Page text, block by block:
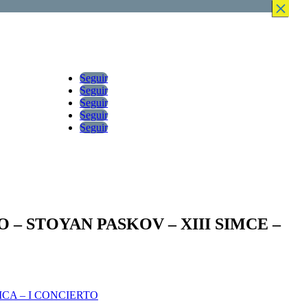
Seguir
Seguir
Seguir
Seguir
Seguir
– STOYAN PASKOV – XIII SIMCE –
– I CONCIERTO
×
×
×
×
×
×
×
×